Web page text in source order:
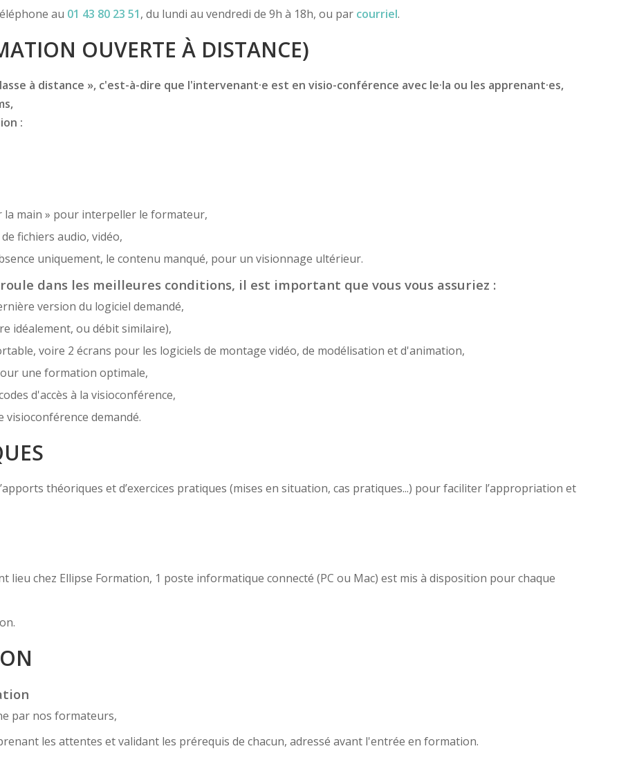
au 01 43 80 23 51, du lundi au vendredi de 9h à 18h, ou par courriel.
OUVERTE À DISTANCE)
à distance », c'est-à-dire que l'intervenant·e est en visio-conférence avec le·la ou les apprenant·es,
:
la main » pour interpeller le formateur,
fichiers audio, vidéo,
uniquement, le contenu manqué, pour un visionnage ultérieur.
dans les meilleures conditions, il est important que vous vous assuriez :
version du logiciel demandé,
idéalement, ou débit similaire),
voire 2 écrans pour les logiciels de montage vidéo, de modélisation et d'animation,
une formation optimale,
d'accès à la visioconférence,
demandé.
théoriques et d’exercices pratiques (mises en situation, cas pratiques...) pour faciliter l’appropriation et
lieu chez Ellipse Formation, 1 poste informatique connecté (PC ou Mac) est mis à disposition pour chaque
par nos formateurs,
les attentes et validant les prérequis de chacun, adressé avant l'entrée en formation.